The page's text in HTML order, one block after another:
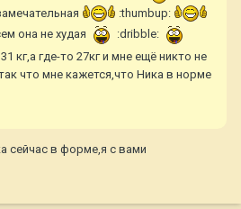
:thumbup:
она не худая
:dribble:
кг,а где-то 27кг и мне ещё никто не
что мне кажется,что Ника в норме
сейчас в форме,я с вами